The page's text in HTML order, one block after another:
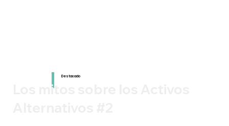
Destacado
Los mitos sobre los Activos